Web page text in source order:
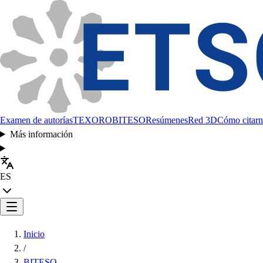
Examen de autoríasTEXOROBITESOResúmenesRed 3DCómo
Más información
ES
Inicio
/